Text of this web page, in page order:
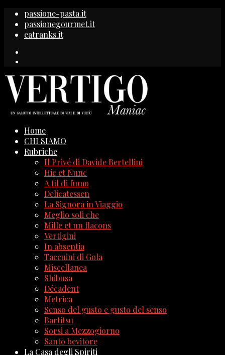
passione-pasta.it
passionegourmet.it
eatranks.it
Home
CHI SIAMO
Rubriche
Il Privé di Davide Bertellini
Hic et Nunc
A fil di fumo
Delicatessen
La Signora in Viaggio
Meglio soli che
Mille et un flacons
Vertigini
In absentia
Taccuini di Gola
Miscellanea
Shibusa
Décadent
Metrica
Senso del gusto e gusto del senso
Bartitsu
Sorsi a Mezzogiorno
Santo bevitore
La Casa degli Spiriti